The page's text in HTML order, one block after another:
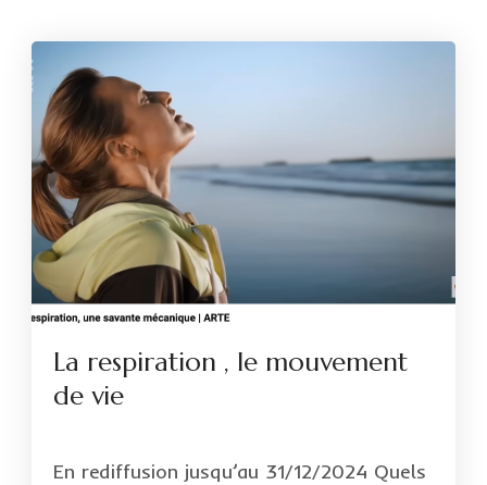
La respiration , le mouvement
de vie
En rediffusion jusqu’au 31/12/2024 Quels